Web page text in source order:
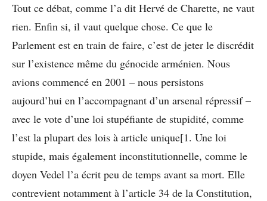
Tout ce débat, comme l’a dit Hervé de Charette, ne vaut
rien. Enfin si, il vaut quelque chose. Ce que le
Parlement est en train de faire, c’est de jeter le discrédit
sur l’existence même du génocide arménien. Nous
avions commencé en 2001 – nous persistons
aujourd’hui en l’accompagnant d’un arsenal répressif –
avec le vote d’une loi stupéfiante de stupidité, comme
l’est la plupart des lois à article unique[1. Une loi
stupide, mais également inconstitutionnelle, comme le
doyen Vedel l’a écrit peu de temps avant sa mort. Elle
contrevient notamment à l’article 34 de la Constitution,